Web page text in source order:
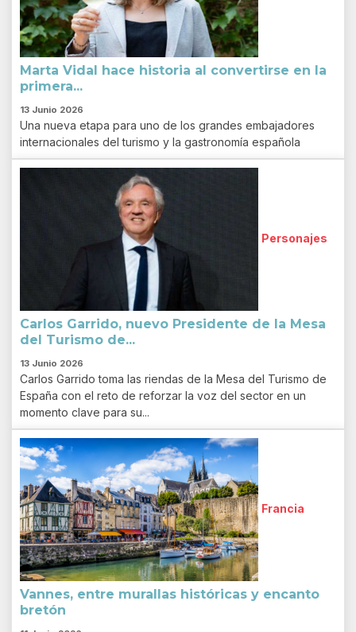
Marta Vidal hace historia al convertirse en la
primera...
13 Junio 2026
Una nueva etapa para uno de los grandes embajadores
internacionales del turismo y la gastronomía española
Personajes
Carlos Garrido, nuevo Presidente de la Mesa
del Turismo de...
13 Junio 2026
Carlos Garrido toma las riendas de la Mesa del Turismo de
España con el reto de reforzar la voz del sector en un
momento clave para su...
Francia
Vannes, entre murallas históricas y encanto
bretón